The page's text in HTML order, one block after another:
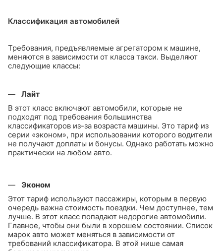
Классификация автомобилей
Требования, предъявляемые агрегатором к машине,
меняются в зависимости от класса такси. Выделяют
следующие классы:
Лайт
В этот класс включают автомобили, которые не
подходят под требования большинства
классификаторов из-за возраста машины. Это тариф из
серии «эконом», при использовании которого водители
не получают доплаты и бонусы. Однако работать можно
практически на любом авто.
Эконом
Этот тариф используют пассажиры, которым в первую
очередь важна стоимость поездки. Чем доступнее, тем
лучше. В этот класс попадают недорогие автомобили.
Главное, чтобы они были в хорошем состоянии. Список
марок авто может меняться в зависимости от
требований классификатора. В этой нише самая